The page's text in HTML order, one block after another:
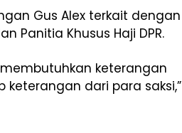
Gus Alex terkait dengan
Panitia Khusus Haji DPR.
keterangan
dari para saksi,”